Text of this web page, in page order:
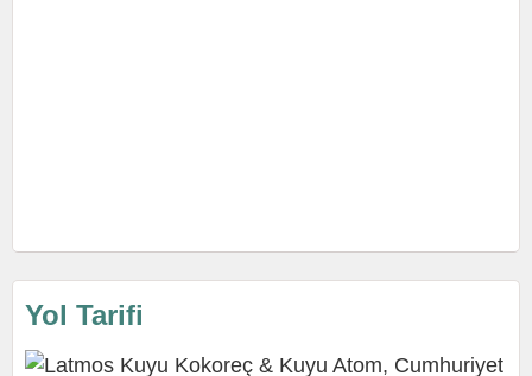
Yol Tarifi